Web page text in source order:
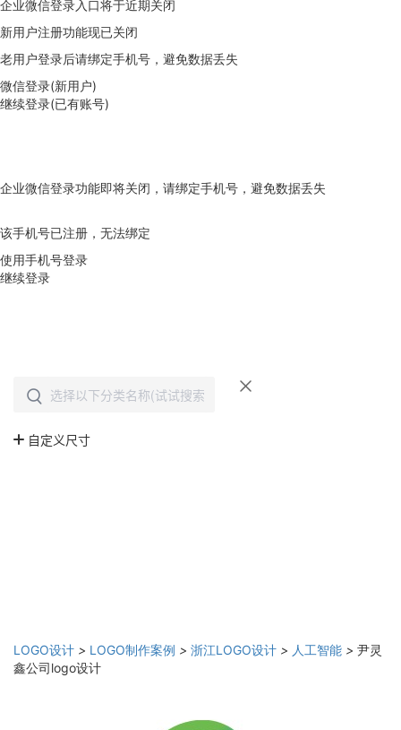
企业微信登录入口将于近期关闭
新用户注册功能现已关闭
老用户登录后请绑定手机号，避免数据丢失
微信登录(新用户)
继续登录(已有账号)
企业微信登录功能即将关闭，请绑定手机号，避免数据丢失
该手机号已注册，无法绑定
使用手机号登录
继续登录
LOGO设计 > LOGO制作案例 > 浙江LOGO设计 > 人工智能 > 尹灵
鑫公司logo设计